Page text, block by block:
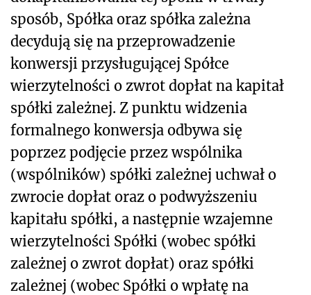
sposób, Spółka oraz spółka zależna
decydują się na przeprowadzenie
konwersji przysługującej Spółce
wierzytelności o zwrot dopłat na kapitał
spółki zależnej. Z punktu widzenia
formalnego konwersja odbywa się
poprzez podjęcie przez wspólnika
(wspólników) spółki zależnej uchwał o
zwrocie dopłat oraz o podwyższeniu
kapitału spółki, a następnie wzajemne
wierzytelności Spółki (wobec spółki
zależnej o zwrot dopłat) oraz spółki
zależnej (wobec Spółki o wpłatę na